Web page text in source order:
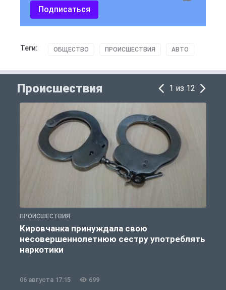
Подписаться
Теги: ОБЩЕСТВО ПРОИСШЕСТВИЯ АВТО
Происшествия 1 из 12
ПРОИСШЕСТВИЯ
Кировчанка принуждала свою
несовершеннолетнюю сестру употреблять
наркотики
06 августа 17:15 699